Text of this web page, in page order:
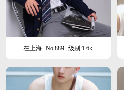
在上海 No.889 级别:1.6k